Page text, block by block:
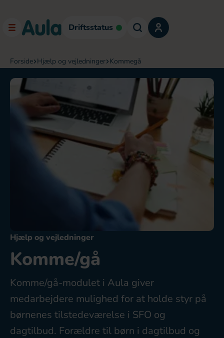
Driftsstatus
forside hjælp og vejledninger kommegå
Hjælp og vejledninger
Komme/gå
Komme/gå-modulet i Aula giver
medarbejdere mulighed for at holde styr på
børnenes tilstedeværelse i SFO og
dagtilbud. Forældre til børn i dagtilbud og